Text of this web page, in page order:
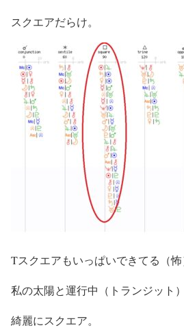
スクエアだらけ。
Tスクエアもいっぱいできてる（怖
私の太陽と運行中（トランジット
綺麗にスクエア。